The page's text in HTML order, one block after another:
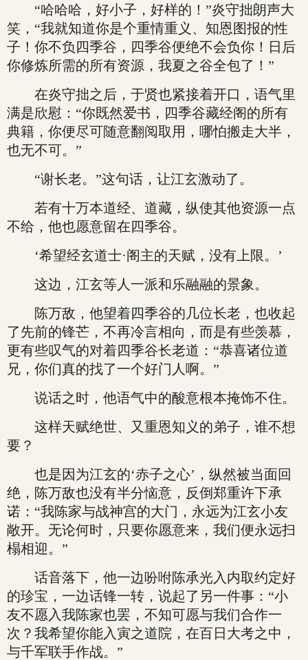
“哈哈哈，好小子，好样的！”炎守拙朗声大
笑，“我就知道你是个重情重义、知恩图报的性
子！你不负四季谷，四季谷便绝不会负你！日后
你修炼所需的所有资源，我夏之谷全包了！”
在炎守拙之后，于贤也紧接着开口，语气里
满是欣慰：“你既然爱书，四季谷藏经阁的所有
典籍，你便尽可随意翻阅取用，哪怕搬走大半，
也无不可。”
“谢长老。”这句话，让江玄激动了。
若有十万本道经、道藏，纵使其他资源一点
不给，他也愿意留在四季谷。
‘希望经玄道士·阁主的天赋，没有上限。’
这边，江玄等人一派和乐融融的景象。
陈万敌，他望着四季谷的几位长老，也收起
了先前的锋芒，不再冷言相向，而是有些羡慕，
更有些叹气的对着四季谷长老道：“恭喜诸位道
兄，你们真的找了一个好门人啊。”
说话之时，他语气中的酸意根本掩饰不住。
这样天赋绝世、又重恩知义的弟子，谁不想
要？
也是因为江玄的‘赤子之心’，纵然被当面回
绝，陈万敌也没有半分恼意，反倒郑重许下承
诺：“我陈家与战神宫的大门，永远为江玄小友
敞开。无论何时，只要你愿意来，我们便永远扫
榻相迎。”
话音落下，他一边吩咐陈承光入内取约定好
的珍宝，一边话锋一转，说起了另一件事：“小
友不愿入我陈家也罢，不知可愿与我们合作一
次？我希望你能入寅之道院，在百日大考之中，
与千军联手作战。”